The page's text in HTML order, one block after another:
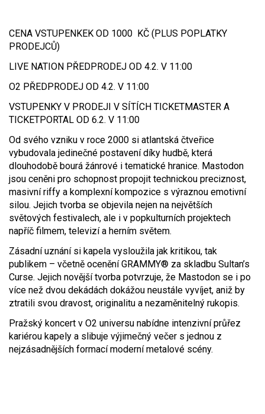
CENA VSTUPENKEK OD 1000 KČ (PLUS POPLATKY
PRODEJCŮ)
LIVE NATION PŘEDPRODEJ OD 4.2. V 11:00
O2 PŘEDPRODEJ OD 4.2. V 11:00
VSTUPENKY V PRODEJI V SÍTÍCH TICKETMASTER A
TICKETPORTAL OD 6.2. V 11:00
Od svého vzniku v roce 2000 si atlantská čtveřice
vybudovala jedinečné postavení díky hudbě, která
dlouhodobě bourá žánrové i tematické hranice. Mastodon
jsou ceněni pro schopnost propojit technickou preciznost,
masivní riffy a komplexní kompozice s výraznou emotivní
silou. Jejich tvorba se objevila nejen na největších
světových festivalech, ale i v popkulturních projektech
napříč filmem, televizí a herním světem.
Zásadní uznání si kapela vysloužila jak kritikou, tak
publikem – včetně ocenění GRAMMY® za skladbu Sultan’s
Curse. Jejich novější tvorba potvrzuje, že Mastodon se i po
více než dvou dekádách dokážou neustále vyvíjet, aniž by
ztratili svou dravost, originalitu a nezaměnitelný rukopis.
Pražský koncert v O2 universu nabídne intenzivní průřez
kariérou kapely a slibuje výjimečný večer s jednou z
nejzásadnějších formací moderní metalové scény.